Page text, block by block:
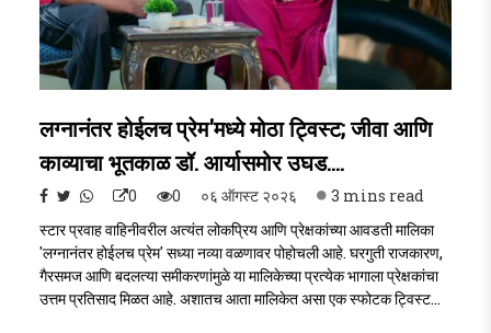
लग्नानंतर होईलच प्रेम'मध्ये मोठा ट्विस्ट; जीवा आणि
काव्याचा भूतकाळ डॉ. आर्यासमोर उघड....
0 0 ०६ ऑगस्ट २०२६
3 mins read
स्टार प्रवाह वाहिनीवरील अत्यंत लोकप्रिय आणि प्रेक्षकांच्या आवडती मालिका
'लग्नानंतर होईलच प्रेम' सध्या नव्या वळणावर पोहोचली आहे. घरगुती राजकारण,
गैरसमज आणि बदलत्या समीकरणांमुळे या मालिकेच्या प्रत्येक भागाला प्रेक्षकांचा
उत्तम प्रतिसाद मिळत आहे. अशातच आता मालिकेत असा एक स्फोटक ट्विस्ट